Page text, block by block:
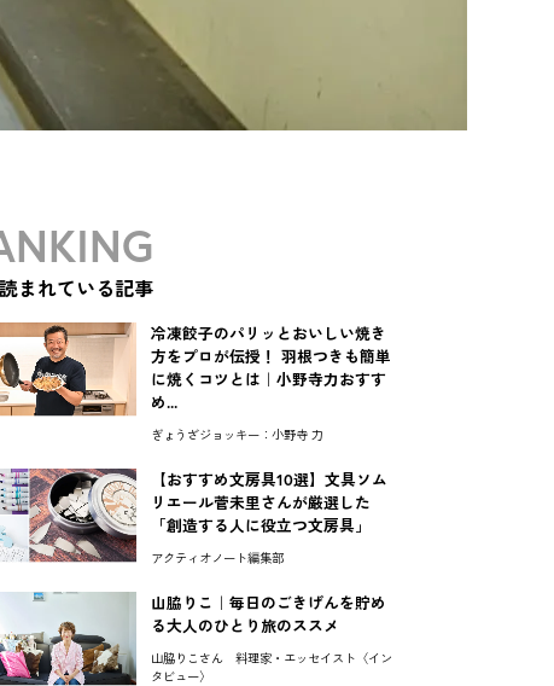
まれている記事
冷凍餃子のパリッとおいしい焼き
方をプロが伝授！ 羽根つきも簡単
に焼くコツとは｜小野寺力おすす
め...
ぎょうざジョッキー：小野寺 力
【おすすめ文房具10選】文具ソム
リエール菅未里さんが厳選した
「創造する人に役立つ文房具」
アクティオノート編集部
山脇りこ｜毎日のごきげんを貯め
る大人のひとり旅のススメ
山脇りこさん 料理家・エッセイスト〈イン
タビュー〉